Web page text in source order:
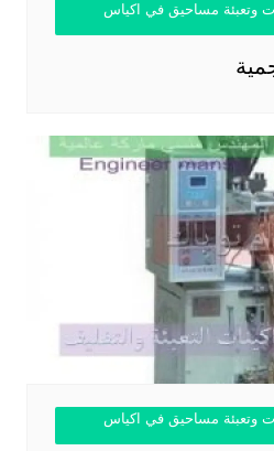
وتعبئة مساحيق في اكياس
وتعبئة مساحيق في اكياس